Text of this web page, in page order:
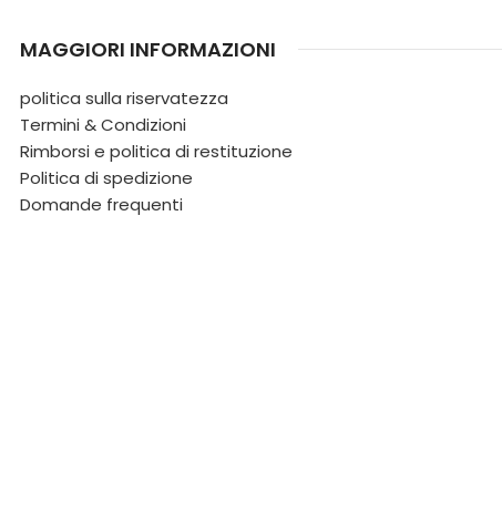
MAGGIORI INFORMAZIONI
politica sulla riservatezza
Termini & Condizioni
Rimborsi e politica di restituzione
Politica di spedizione
Domande frequenti